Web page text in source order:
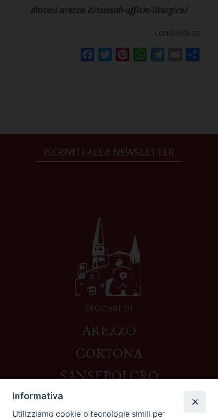
diocesi.arezzo.it/sussidi-ufficio-liturgico/
condividi su
FacebookTwitterPinterestWhatsAppTelegram
Email
ISCRIVITI ALLA NEWSLETTER
DIOCESI DI
AREZZO
CORTONA
SANSEPOLCRO
Informativa
Utilizziamo cookie o tecnologie simili per